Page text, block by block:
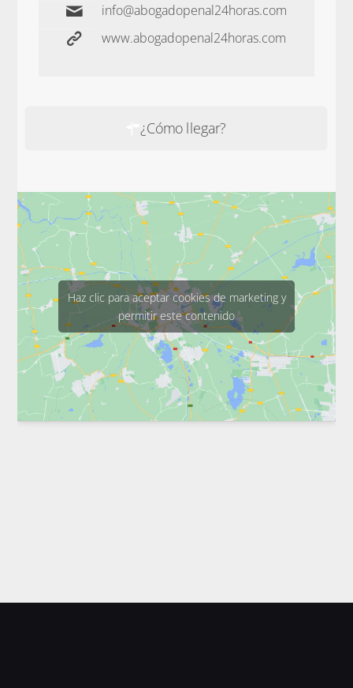
Haz clic para aceptar cookies de marketing y
permitir este contenido
info@abogadopenal24horas.com
www.abogadopenal24horas.com
¿Cómo llegar?